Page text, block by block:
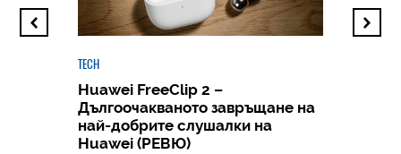
TECH
Huawei FreeClip 2 –
Дългоочакваното завръщане на
най-добрите слушалки на
Huawei (РЕВЮ)